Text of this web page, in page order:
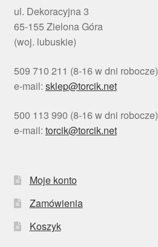
ul. Dekoracyjna 3
65-155 Zielona Góra
(woj. lubuskie)
509 710 211 (8-16 w dni robocze)
e-mail: sklep@torcik.net
500 113 990 (8-16 w dni robocze)
e-mail: torcik@torcik.net
Moje konto
Zamówienia
Koszyk